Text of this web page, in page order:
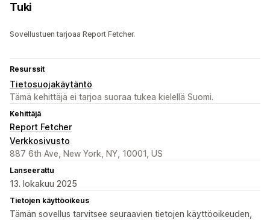
Tuki
Sovellustuen tarjoaa Report Fetcher.
Resurssit
Tietosuojakäytäntö
Tämä kehittäjä ei tarjoa suoraa tukea kielellä Suomi.
Kehittäjä
Report Fetcher
Verkkosivusto
887 6th Ave, New York, NY, 10001, US
Lanseerattu
13. lokakuu 2025
Tietojen käyttöoikeus
Tämän sovellus tarvitsee seuraavien tietojen käyttöoikeuden,